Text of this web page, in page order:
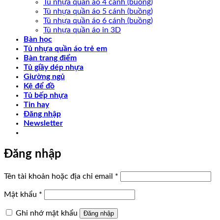
Tủ nhựa quần áo 4 cánh (buồng)
Tủ nhựa quần áo 5 cánh (buồng)
Tủ nhựa quần áo 6 cánh (buồng)
Tủ nhựa quần áo in 3D
Bàn học
Tủ nhựa quần áo trẻ em
Bàn trang điểm
Tủ giầy dép nhựa
Giường ngủ
Kệ để đồ
Tủ bếp nhựa
Tin hay
Đăng nhập
Newsletter
Đăng nhập
Tên tài khoản hoặc địa chỉ email *
Mật khẩu *
Ghi nhớ mật khẩu
Đăng nhập